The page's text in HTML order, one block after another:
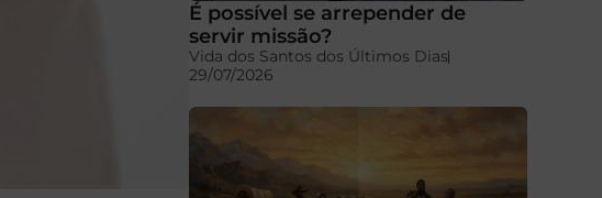
É possível se arrepender de
servir missão?
Vida dos Santos dos Últimos Dias
29/07/2026